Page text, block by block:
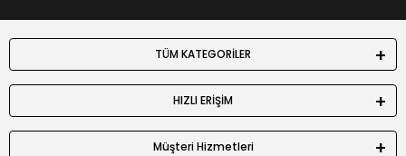
TÜM KATEGORİLER
HIZLI ERİŞİM
Müşteri Hizmetleri